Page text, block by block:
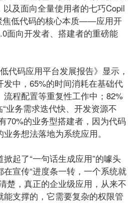
以及面向全量使用者的七巧Copil
焦低代码的核心本质——应用开
面向开发者、搭建者的重磅能
代码应用平台发展报告》显示，
中，65%的时间消耗在基础代
程配置等重复性工作中；82%
业务需求迭代快、开发资源不
70%的业务型搭建者，因为代码
务想法落地为系统应用。
起了“一句话生成应用”的噱头
宣传“进度条一转，一个系统就
楚，真正的企业级应用，从来不
能支撑的，它需要复杂的权限管